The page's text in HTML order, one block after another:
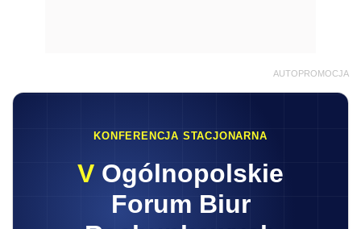
AUTOPROMOCJA
KONFERENCJA STACJONARNA
V Ogólnopolskie
Forum Biur